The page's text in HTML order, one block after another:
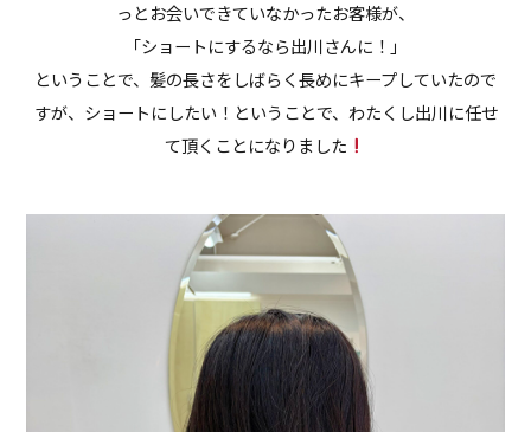
っとお会いできていなかったお客様が、
「ショートにするなら出川さんに！」
ということで、髪の長さをしばらく長めにキープしていたので
すが、ショートにしたい！ということで、わたくし出川に任せ
て頂くことになりました